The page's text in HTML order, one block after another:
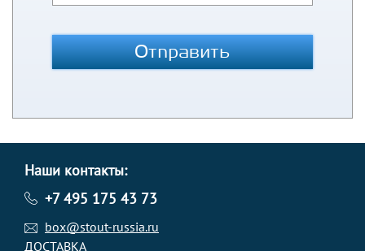
Отправить
Наши контакты:
+7 495 175 43 73
box@stout-russia.ru
ДОСТАВКА